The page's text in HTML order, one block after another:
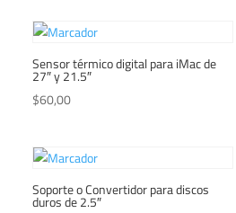
Sensor térmico digital para iMac de
27″ y 21.5″
$60,00
Soporte o Convertidor para discos
duros de 2.5″